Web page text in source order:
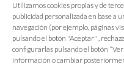
Utilizamos cookies propias y de
publicidad personalizada en base a
navegación (por ejemplo, páginas
pulsando el botón "Aceptar" ,
configurarlas pulsando el botón
información o cambiar
E-mail *
Acepto lostérminos y